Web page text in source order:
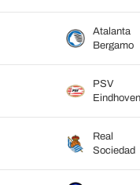
Atalanta
Bergamo
PSV
Eindhoven
Real
Sociedad